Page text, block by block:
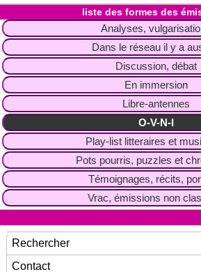
liste des formes des
Analyses,
Dans le réseau il y a
Discussion, débat
En immersion
Libre-antennes
O-V-N-I
Play-list litteraires et
Pots pourris, puzzles et
Témoignages, récits,
Vrac, émissions non
Rechercher
Contact